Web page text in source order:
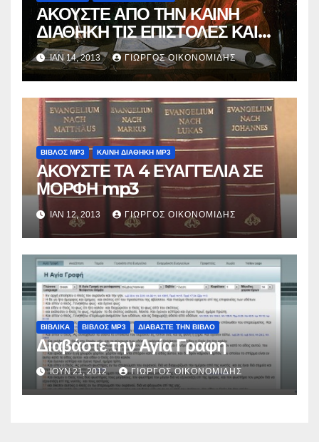
ΑΚΟΥΣΤΕ ΑΠΟ ΤΗΝ ΚΑΙΝΗ
ΔΙΑΘΗΚΗ ΤΙΣ ΕΠΙΣΤΟΛΕΣ ΚΑΙ
ΤΗΝ ΑΠΟΚΑΛΥΨΗ ΣΕ ΜΟΡΦΗ
mp3
ΙΑΝ 14, 2013 ΓΙΏΡΓΟΣ ΟΙΚΟΝΟΜΊΔΗΣ
ΒΙΒΛΟΣ MP3 ΚΑΙΝΗ ΔΙΑΘΗΚΗ MP3
ΑΚΟΥΣΤΕ ΤΑ 4 ΕΥΑΓΓΕΛΙΑ ΣΕ
ΜΟΡΦΗ mp3
ΙΑΝ 12, 2013 ΓΙΏΡΓΟΣ ΟΙΚΟΝΟΜΊΔΗΣ
ΒΙΒΛΙΚΑ ΒΙΒΛΟΣ MP3 ΔΙΑΒΑΣΤΕ ΤΗΝ ΒΙΒΛΟ
Διαβάστε την Αγία Γραφη
ΙΟΎΝ 21, 2012 ΓΙΏΡΓΟΣ ΟΙΚΟΝΟΜΊΔΗΣ